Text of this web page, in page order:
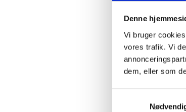
Denne
Vi bruger
vores trafik. Vi
dem, eller som